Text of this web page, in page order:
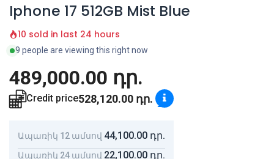
Iphone 17 512GB Mist Blue
10 sold in last 24 hours
9 people are viewing this right now
489,000.00 դր.
Credit price528,120.00 դր.
Ապառիկ 12 ամսով 44,100.00 դր.
Ապառիկ 24 ամսով 22,100.00 դր.